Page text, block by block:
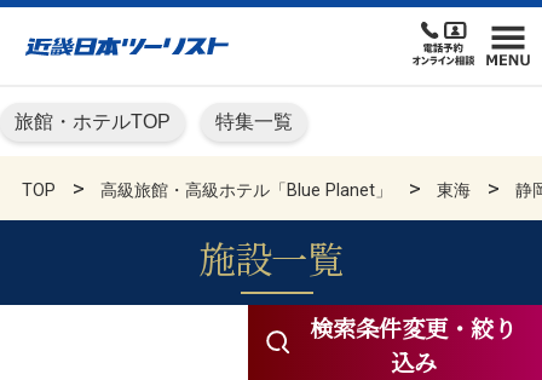
旅館・ホテルTOP 特集一覧
TOP 高級旅館・高級ホテル「Blue Planet」 東海 静
高級旅館・高級ホテ
施設一覧
検索条件変更・絞り
込み